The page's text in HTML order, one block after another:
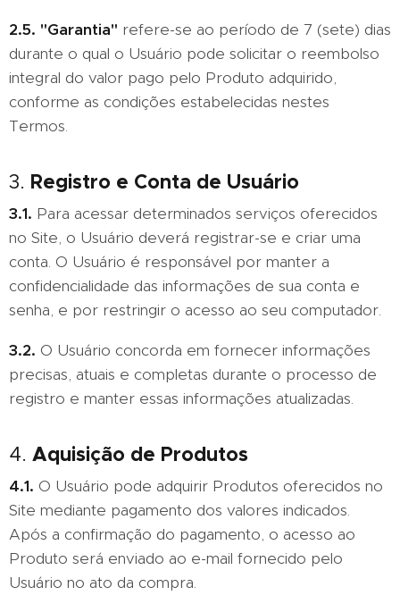
2.5. "Garantia" refere-se ao período de 7 (sete) dias
durante o qual o Usuário pode solicitar o reembolso
integral do valor pago pelo Produto adquirido,
conforme as condições estabelecidas nestes
Termos.
3. Registro e Conta de Usuário
3.1. Para acessar determinados serviços oferecidos
no Site, o Usuário deverá registrar-se e criar uma
conta. O Usuário é responsável por manter a
confidencialidade das informações de sua conta e
senha, e por restringir o acesso ao seu computador.
3.2. O Usuário concorda em fornecer informações
precisas, atuais e completas durante o processo de
registro e manter essas informações atualizadas.
4. Aquisição de Produtos
4.1. O Usuário pode adquirir Produtos oferecidos no
Site mediante pagamento dos valores indicados.
Após a confirmação do pagamento, o acesso ao
Produto será enviado ao e-mail fornecido pelo
Usuário no ato da compra.